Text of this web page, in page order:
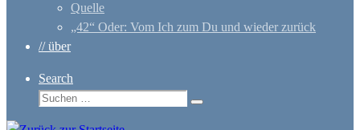
Quelle
„42“ Oder: Vom Ich zum Du und wieder zurück
// über
Search
Suche
Suchen …